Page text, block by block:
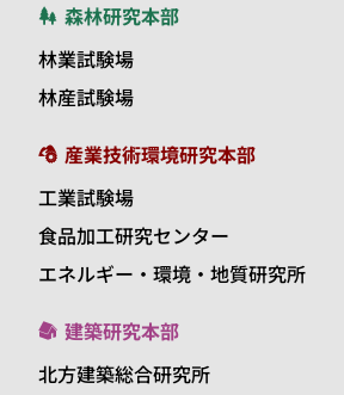
森林研究本部
林業試験場
林産試験場
産業技術環境研究本部
工業試験場
食品加工研究センター
エネルギー・環境・地質研究所
建築研究本部
北方建築総合研究所